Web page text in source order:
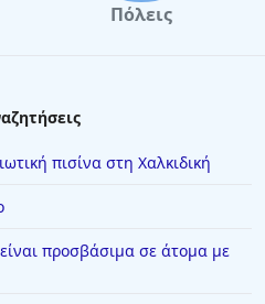
Πόλεις
πισίνα στη Χαλκιδική
προσβάσιμα σε άτομα με